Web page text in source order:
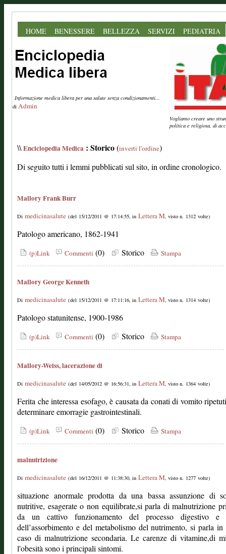
HOME BENESSERE BELLEZZA SERVIZI PEDIATRIA
Informazione medica libera per una salute senza condizionamenti...
di Admin
Vogliamo creare uno
politica e religiosa, di
\\Enciclopedia Medica : Storico(inverti l'ordine)
Di seguito tutti i lemmi pubblicati sul sito, in ordine cronologico.
Mallory Frank Burr
Di medicinasalute (del 15/12/2011 @ 17:14:55, in Lettera M, visto n. 1312 volte)
Patologo americano, 1862-1941
(p)Link Commenti (0) Storico Stampa
Mallory George Kenneth
Di medicinasalute (del 15/12/2011 @ 17:11:16, in Lettera M, visto n. 1314 volte)
Patologo statunitense, 1900-1986
(p)Link Commenti (0) Storico Stampa
Mallory-Weiss, lacerazione di
Di medicinasalute (del 14/05/2012 @ 16:56:31, in Lettera M, visto n. 1364 volte)
Ferita che interessa esofago, è causata da conati di vomito
determinare emorragie gastrointestinali.
(p)Link Commenti (0) Storico Stampa
malnutrizione
Di medicinasalute (del 16/12/2011 @ 11:38:30, in Lettera M, visto n. 1277 volte)
situazione anormale prodotta da una bassa assunzione di
nutritive, esagerate o non equilibrate,si parla di malnutrizione
da un cattivo funzionamento del processo digestivo e
dell’assorbimento e del metabolismo del nutrimento, si parla in
caso di malnutrizione secondaria. Le carenze di vitamine,di
l'obesità sono i principali sintomi.